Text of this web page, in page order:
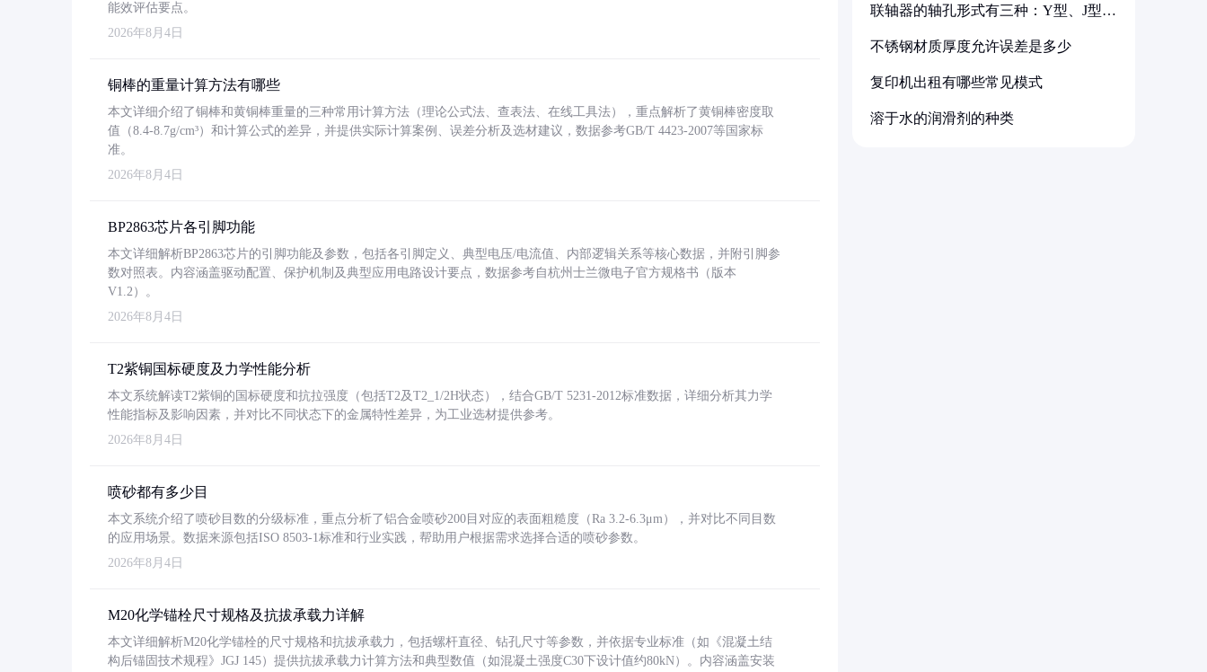
能效评估要点。
2026年8月4日
铜棒的重量计算方法有哪些
本文详细介绍了铜棒和黄铜棒重量的三种常用计算方法（理论公式法、查表法、在线工具法），重点解析了黄铜棒密度取
值（8.4-8.7g/cm³）和计算公式的差异，并提供实际计算案例、误差分析及选材建议，数据参考GB/T 4423-2007等国家标
准。
2026年8月4日
BP2863芯片各引脚功能
本文详细解析BP2863芯片的引脚功能及参数，包括各引脚定义、典型电压/电流值、内部逻辑关系等核心数据，并附引脚参
数对照表。内容涵盖驱动配置、保护机制及典型应用电路设计要点，数据参考自杭州士兰微电子官方规格书（版本
V1.2）。
2026年8月4日
T2紫铜国标硬度及力学性能分析
本文系统解读T2紫铜的国标硬度和抗拉强度（包括T2及T2_1/2H状态），结合GB/T 5231-2012标准数据，详细分析其力学
性能指标及影响因素，并对比不同状态下的金属特性差异，为工业选材提供参考。
2026年8月4日
喷砂都有多少目
本文系统介绍了喷砂目数的分级标准，重点分析了铝合金喷砂200目对应的表面粗糙度（Ra 3.2-6.3μm），并对比不同目数
的应用场景。数据来源包括ISO 8503-1标准和行业实践，帮助用户根据需求选择合适的喷砂参数。
2026年8月4日
M20化学锚栓尺寸规格及抗拔承载力详解
本文详细解析M20化学锚栓的尺寸规格和抗拔承载力，包括螺杆直径、钻孔尺寸等参数，并依据专业标准（如《混凝土结
构后锚固技术规程》JGJ 145）提供抗拔承载力计算方法和典型数值（如混凝土强度C30下设计值约80kN）。内容涵盖安装
联轴器的轴孔形式有三种：Y型、J型、
不锈钢材质厚度允许误差是多少
复印机出租有哪些常见模式
溶于水的润滑剂的种类